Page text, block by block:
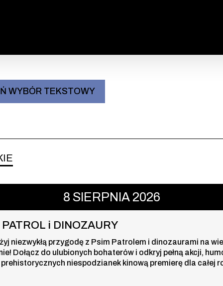
WYBÓR TEKSTOWY
i DINOZAURY , 8 sierpnia
8 SIERPNIA 2026
PATROL i DINOZAURY
niezwykłą przygodę z Psim Patrolem i dinozaurami na
Dołącz do ulubionych bohaterów i odkryj pełną akcji,
niespodzianek kinową premierę dla całej